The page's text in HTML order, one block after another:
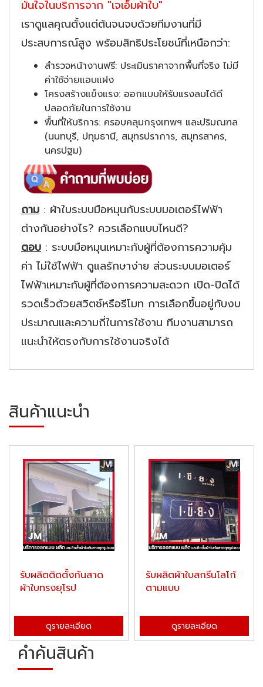
มั่นใจในบริการจาก "เจเอ็มผ้าใบ"
เราดูแลคุณตั้งแต่ต้นจนจบด้วยทีมงานที่มี
ประสบการณ์สูง พร้อมสิทธิประโยชน์ที่เหนือกว่า:
สำรวจหน้างานฟรี: ประเมินราคาจากพื้นที่จริง ไม่มี
ค่าใช้จ่ายแอบแฝง
โครงสร้างแข็งแรง: ออกแบบให้รับแรงลมได้ดี
ปลอดภัยในการใช้งาน
พื้นที่ให้บริการ: ครอบคลุมกรุงเทพฯ และปริมณฑล
(นนทบุรี, ปทุมธานี, สมุทรปราการ, สมุทรสาคร,
นครปฐม)
ถาม : ผ้าใบระบบมือหมุนกับระบบมอเตอร์ไฟฟ้า
ต่างกันอย่างไร? ควรเลือกแบบไหนดี?
ตอบ : ระบบมือหมุนเหมาะกับผู้ที่ต้องการความคุ้ม
ค่า ไม่ใช้ไฟฟ้า ดูแลรักษาง่าย ส่วนระบบมอเตอร์
ไฟฟ้าเหมาะกับผู้ที่ต้องการความสะดวก เปิด-ปิดได้
รวดเร็วด้วยสวิตช์หรือรีโมท การเลือกขึ้นอยู่กับงบ
ประมาณและความถี่ในการใช้งาน ทีมงานสามารถ
แนะนำให้ตรงกับการใช้งานจริงได้
สินค้าแนะนำ
รับผลิตติดตั้งกันสาด
ผ้าใบทรงยุโรป
ดูรายละเอียด
รับผลิตผ้าใบสกรีนโลโก้
ตามแบบ
ดูรายละเอียด
คำค้นสินค้า